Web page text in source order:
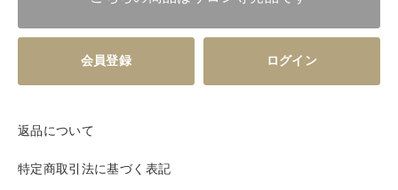
会員登録 ログイン
返品について
特定商取引法に基づく表記